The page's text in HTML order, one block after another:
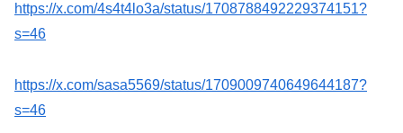
https://x.com/4s4t4lo3a/status/1708788492229374151?
s=46
https://x.com/sasa5569/status/1709009740649644187?
s=46